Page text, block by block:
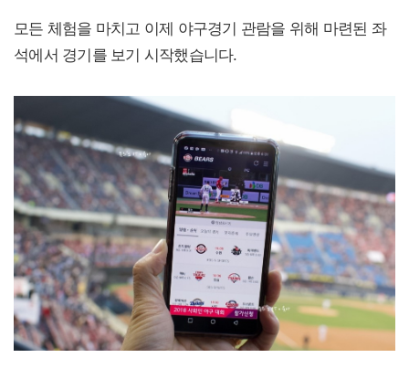
모든 체험을 마치고 이제 야구경기 관람을 위해 마련된 좌
석에서 경기를 보기 시작했습니다.